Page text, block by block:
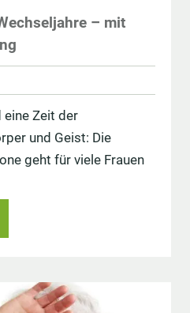
– mit
eine Zeit der
und Geist: Die
geht für viele Frauen